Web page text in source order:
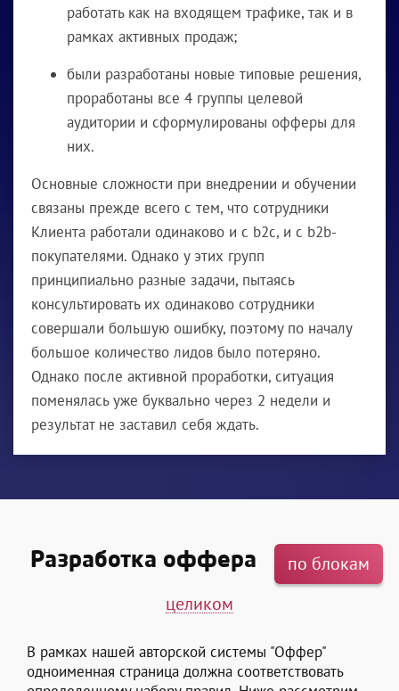
работать как на входящем трафике, так и в
рамках активных продаж;
были разработаны новые типовые решения,
проработаны все 4 группы целевой
аудитории и сформулированы офферы для
них.
Основные сложности при внедрении и обучении
связаны прежде всего с тем, что сотрудники
Клиента работали одинаково и с b2c, и с b2b-
покупателями. Однако у этих групп
принципиально разные задачи, пытаясь
консультировать их одинаково сотрудники
совершали большую ошибку, поэтому по началу
большое количество лидов было потеряно.
Однако после активной проработки, ситуация
поменялась уже буквально через 2 недели и
результат не заставил себя ждать.
Разработка оффера
по блокам
целиком
В рамках нашей авторской системы "Оффер"
одноименная страница должна соответствовать